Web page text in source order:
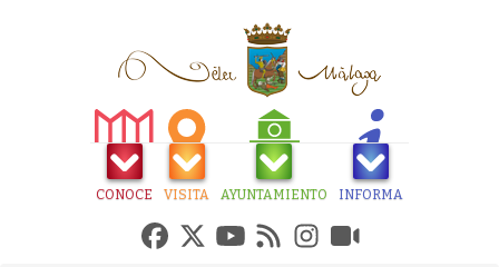
CONOCE VISITA AYUNTAMIENTO INFORMA